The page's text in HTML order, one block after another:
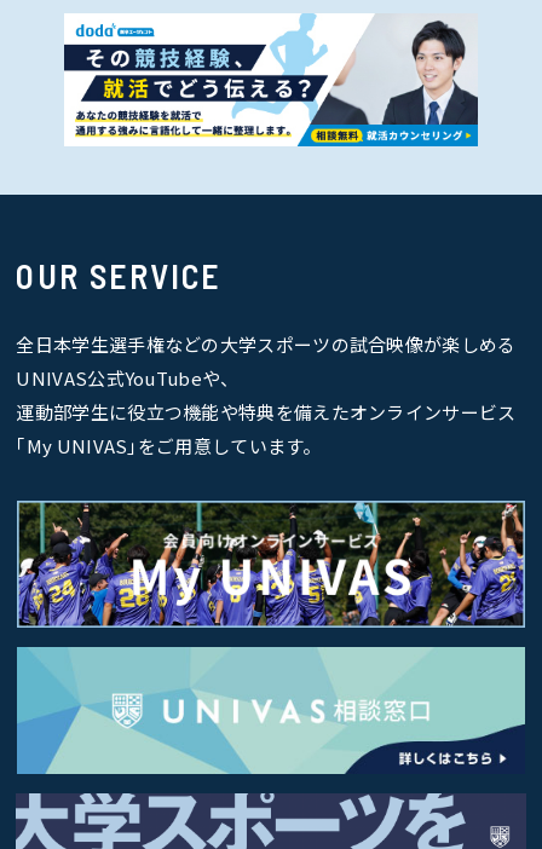
OUR SERVICE
全日本学生選手権などの大学スポーツの試合映像が楽しめる
UNIVAS公式YouTubeや、
運動部学生に役立つ機能や特典を備えたオンラインサービス
｢My UNIVAS｣をご用意しています。